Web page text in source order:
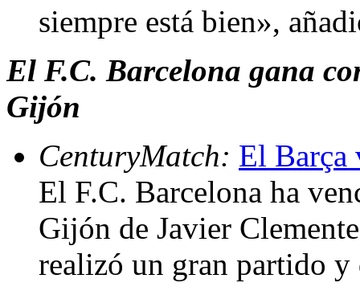
siempre está bien»,
El F.C. Barcelona gana
Gijón
CenturyMatch: El Barça
El F.C. Barcelona ha
Gijón de Javier
realizó un gran partido